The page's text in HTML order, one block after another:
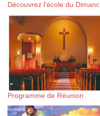
Découvrez l’école du
Programme de Réunion